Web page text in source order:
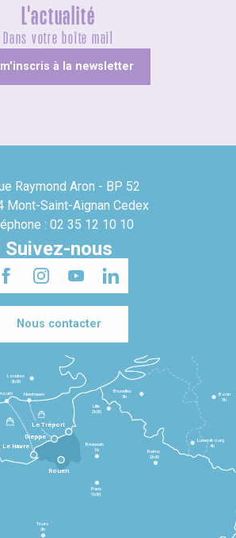
L'actualité
Dans votre boîte mail
à la newsletter
Raymond Aron - BP 52
Mont-Saint-Aignan Cedex
: 02 35 12 10 10
Suivez-nous
Nous contacter
Le Havre
Dieppe
Le Tréport
Tours
3h
Paris
1h30
Beauvais
1h
Reims
2h45
Lille
2h30
Bruxelles
3h
Londres
3h30
Newhaven
Bonn
5h
Luxembourg
4h
Rouen